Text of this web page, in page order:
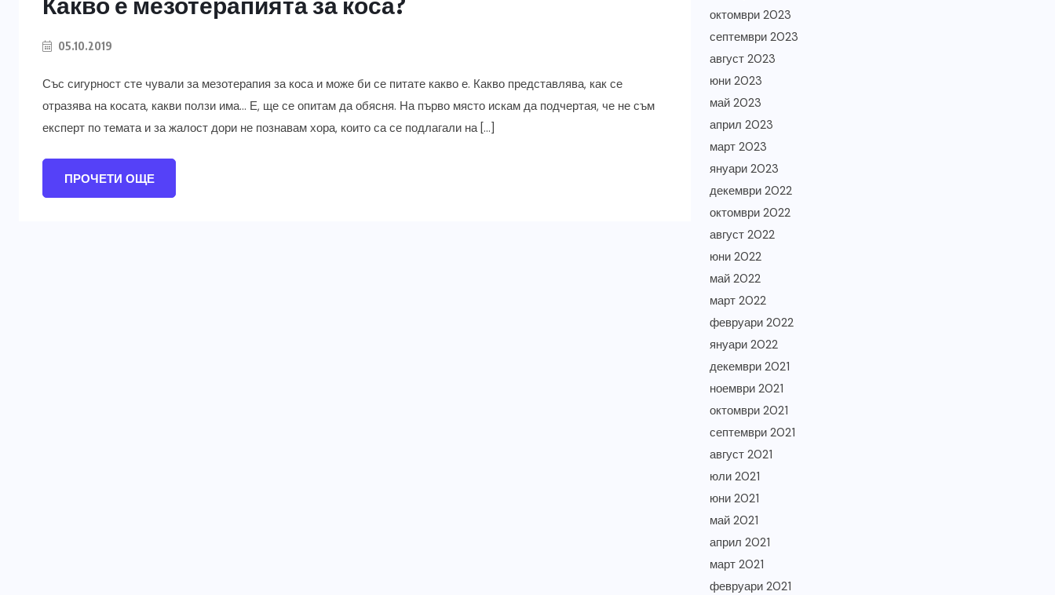
05.10.2019
Със сигурност сте чували за мезотерапия за коса и може би се питате какво е. Какво представлява, как се
отразява на косата, какви ползи има… Е, ще се опитам да обясня. На първо място искам да подчертая, че не съм
експерт по темата и за жалост дори не познавам хора, които са се подлагали на […]
ПРОЧЕТИ ОЩЕ
октомври 2023
септември 2023
август 2023
юни 2023
май 2023
април 2023
март 2023
януари 2023
декември 2022
октомври 2022
август 2022
юни 2022
май 2022
март 2022
февруари 2022
януари 2022
декември 2021
ноември 2021
октомври 2021
септември 2021
август 2021
юли 2021
юни 2021
май 2021
април 2021
март 2021
февруари 2021